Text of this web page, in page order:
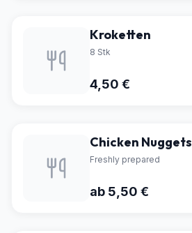
Kroketten
8 Stk
4,50 €
Chicken Nuggets
Freshly prepared
ab 5,50 €